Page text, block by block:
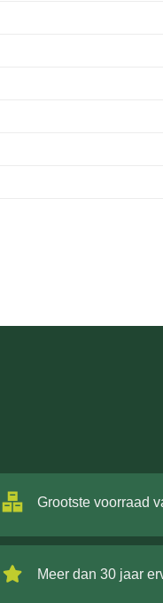
Grootste voorraad
Meer dan 30 jaar